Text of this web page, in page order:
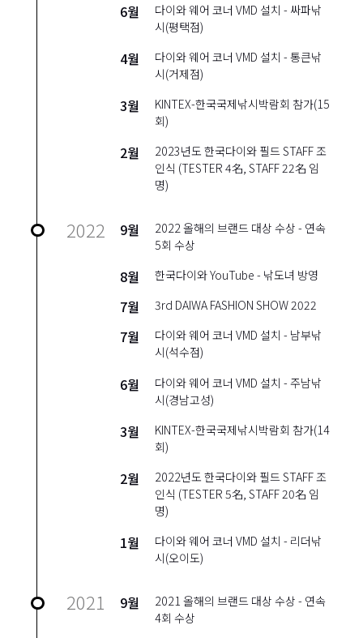
6월
다이와 웨어 코너 VMD 설치 - 싸파낚
시(평택점)
4월
다이와 웨어 코너 VMD 설치 - 통큰낚
시(거제점)
3월
KINTEX-한국국제낚시박람회 참가(15
회)
2월
2023년도 한국다이와 필드 STAFF 조
인식 (TESTER 4名, STAFF 22名 임
명)
2022 9월
2022 올해의 브랜드 대상 수상 - 연속
5회 수상
8월 한국다이와 YouTube - 낚도녀 방영
7월 3rd DAIWA FASHION SHOW 2022
7월
다이와 웨어 코너 VMD 설치 - 남부낚
시(석수점)
6월
다이와 웨어 코너 VMD 설치 - 주남낚
시(경남고성)
3월
KINTEX-한국국제낚시박람회 참가(14
회)
2월
2022년도 한국다이와 필드 STAFF 조
인식 (TESTER 5名, STAFF 20名 임
명)
1월
다이와 웨어 코너 VMD 설치 - 리더낚
시(오이도)
2021 9월
2021 올해의 브랜드 대상 수상 - 연속
4회 수상